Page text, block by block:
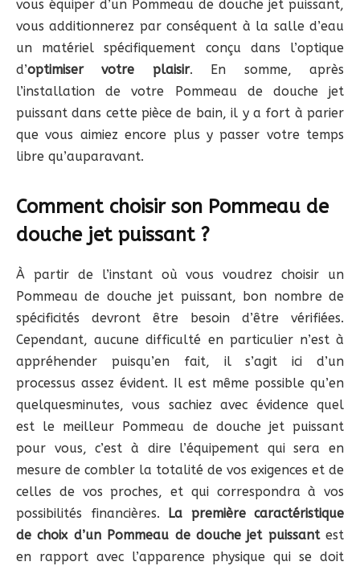
vous équiper d’un Pommeau de douche jet puissant,
vous additionnerez par conséquent à la salle d’eau
un matériel spécifiquement conçu dans l’optique
d’optimiser votre plaisir. En somme, après
l’installation de votre Pommeau de douche jet
puissant dans cette pièce de bain, il y a fort à parier
que vous aimiez encore plus y passer votre temps
libre qu’auparavant.
Comment choisir son Pommeau de
douche jet puissant ?
À partir de l’instant où vous voudrez choisir un
Pommeau de douche jet puissant, bon nombre de
spécificités devront être besoin d’être vérifiées.
Cependant, aucune difficulté en particulier n’est à
appréhender puisqu’en fait, il s’agit ici d’un
processus assez évident. Il est même possible qu’en
quelquesminutes, vous sachiez avec évidence quel
est le meilleur Pommeau de douche jet puissant
pour vous, c’est à dire l’équipement qui sera en
mesure de combler la totalité de vos exigences et de
celles de vos proches, et qui correspondra à vos
possibilités financières. La première caractéristique
de choix d’un Pommeau de douche jet puissantest
en rapport avec l’apparence physique qui se doit